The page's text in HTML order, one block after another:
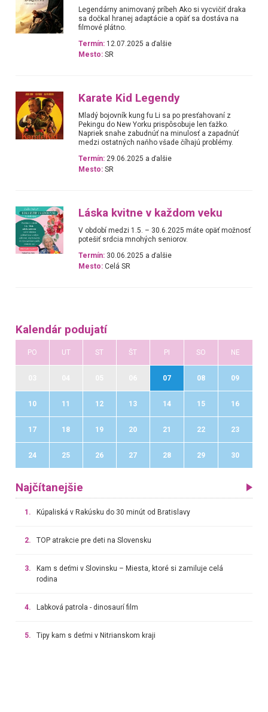
Legendárny animovaný príbeh Ako si vycvičiť draka
sa dočkal hranej adaptácie a opäť sa dostáva na
filmové plátno.
Termín: 12.07.2025 a ďalšie
Mesto: SR
Karate Kid Legendy
Mladý bojovník kung fu Li sa po presťahovaní z
Pekingu do New Yorku prispôsobuje len ťažko.
Napriek snahe zabudnúť na minulosť a zapadnúť
medzi ostatných naňho všade číhajú problémy.
Termín: 29.06.2025 a ďalšie
Mesto: SR
Láska kvitne v každom veku
V období medzi 1.5. – 30.6.2025 máte opäť možnosť
potešiť srdcia mnohých seniorov.
Termín: 30.06.2025 a ďalšie
Mesto: Celá SR
Kalendár podujatí
PO UT ST ŠT PI SO NE
07 08 09
10 11 12 13 14 15 16
17 18 19 20 21 22 23
24 25 26 27 28 29 30
Najčítanejšie
1. Kúpaliská v Rakúsku do 30 minút od Bratislavy
2. TOP atrakcie pre deti na Slovensku
3.
Kam s deťmi v Slovinsku – Miesta, ktoré si zamiluje celá
rodina
4. Labková patrola - dinosaurí film
5. Tipy kam s deťmi v Nitrianskom kraji